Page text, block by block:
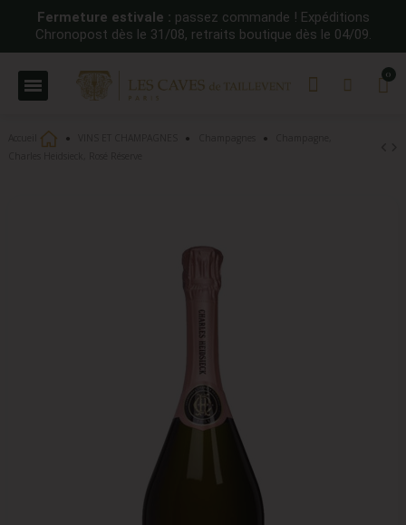
Fermeture estivale : passez commande ! Expéditions
Chronopost dès le 31/08, retraits boutique dès le 04/09.